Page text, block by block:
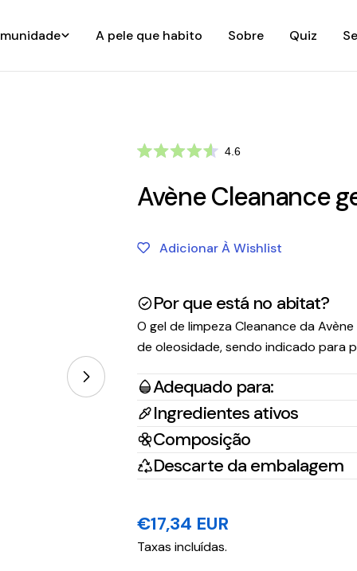
A pele que habito Sobre Quiz
Abrir multimédia 0 em modal
4.6
de
5
4.6Clique
para
Avène Cleanance
Adicionar À Wishlist
Por que está no abitat?
O gel de limpeza Cleanance da
de oleosidade, sendo indicado para
Adequado para:
Ingredientes ativos
Composição
Descarte da embalagem
Preço
regular
€17,34 EUR
Taxas incluídas.
País/Região